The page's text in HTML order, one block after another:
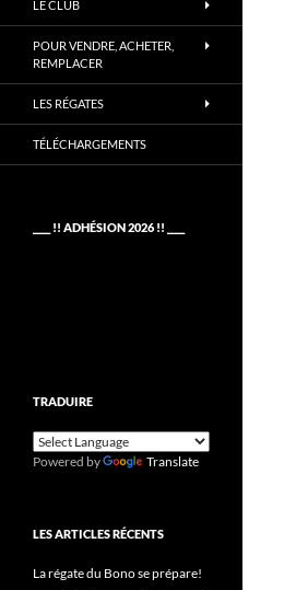
LE CLUB
POUR VENDRE, ACHETER,
REMPLACER
LES RÉGATES
TÉLÉCHARGEMENTS
____ !! ADHÉSION 2026 !! ____
TRADUIRE
Powered by Translate
LES ARTICLES RÉCENTS
La régate du Bono se prépare!